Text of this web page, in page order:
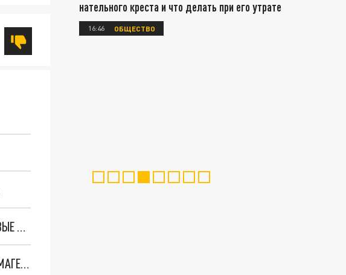
"ОЧЕНЬ ПЛОХИЕ НОВОСТИ": БОЛЬШАЯ ОШИБКА PALANTIR В РОССИИ. СТРАНЫ НАТО ВПЕРВЫЕ ЗА СВО ОСТАНОВИЛИ ПОСТАВКИ ОРУЖИЯ. ВСУ ТЕРЯЮТ ПРИГРАНИЧЬЕ?
ТРИ ГЛАВНЫХ ИНСАЙДА ОБ СВО. ОТМЕНА МОБИЛИЗАЦИИ И ВОЗВРАЩЕНИЕ "ГЕНЕРАЛА АРМАГЕДДОНА"? ОТЛИЧНЫЕ НОВОСТИ, КОТОРЫЕ ЖДАЛИ ВСЕ
нательного креста и что делать при его утрате
16:46 ОБЩЕСТВО